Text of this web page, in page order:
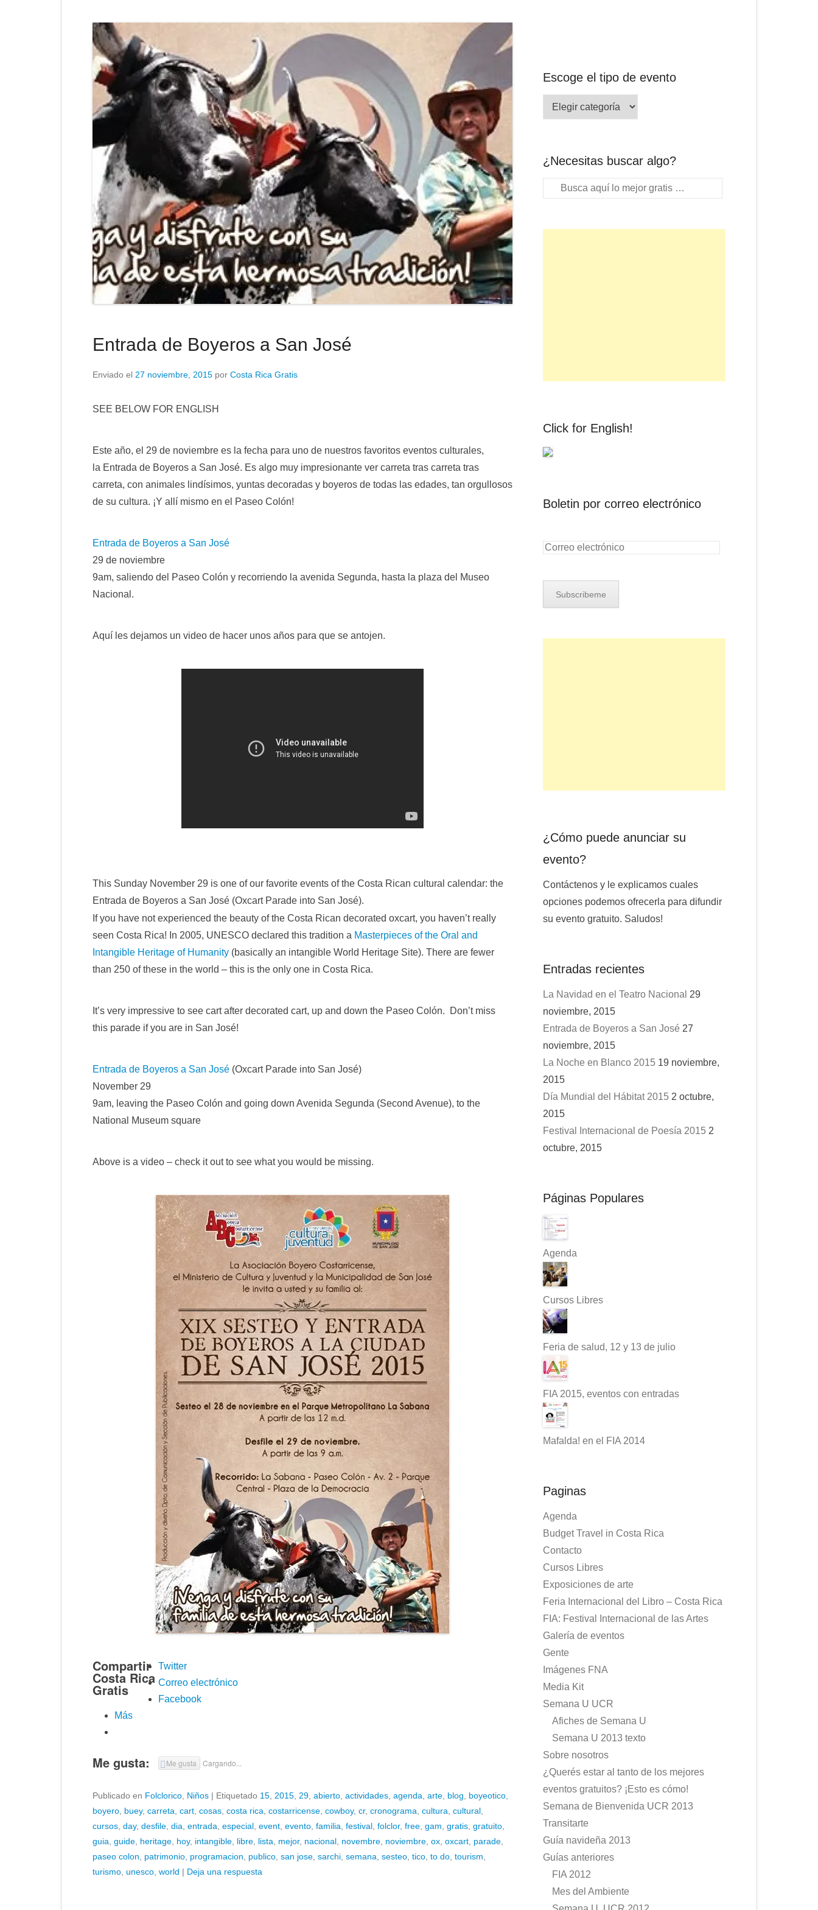
Entrada de Boyeros a San José
Enviado el 27 noviembre, 2015 por Costa Rica Gratis
SEE BELOW FOR ENGLISH
Este año, el 29 de noviembre es la fecha para uno de nuestros favoritos eventos culturales,
la Entrada de Boyeros a San José. Es algo muy impresionante ver carreta tras carreta tras
carreta, con animales lindísimos, yuntas decoradas y boyeros de todas las edades, tan orgullosos
de su cultura. ¡Y allí mismo en el Paseo Colón!
Entrada de Boyeros a San José
29 de noviembre
9am, saliendo del Paseo Colón y recorriendo la avenida Segunda, hasta la plaza del Museo
Nacional.
Aquí les dejamos un video de hacer unos años para que se antojen.
This Sunday November 29 is one of our favorite events of the Costa Rican cultural calendar: the
Entrada de Boyeros a San José (Oxcart Parade into San José).
If you have not experienced the beauty of the Costa Rican decorated oxcart, you haven’t really
seen Costa Rica! In 2005, UNESCO declared this tradition a Masterpieces of the Oral and
Intangible Heritage of Humanity (basically an intangible World Heritage Site). There are fewer
than 250 of these in the world – this is the only one in Costa Rica.
It’s very impressive to see cart after decorated cart, up and down the Paseo Colón. Don’t miss
this parade if you are in San José!
Entrada de Boyeros a San José (Oxcart Parade into San José)
November 29
9am, leaving the Paseo Colón and going down Avenida Segunda (Second Avenue), to the
National Museum square
Above is a video – check it out to see what you would be missing.
Compartir
Costa Rica
Gratis
Twitter
Correo electrónico
Facebook
Más
Me gusta: Me gusta Cargando...
Publicado en Folclorico Niños | Etiquetado 15 2015 29 abierto actividades agenda arte blog boyeotico
boyero buey, carreta cart cosas costa rica costarricense cowboy, cr, cronograma cultura cultural
cursos day, desfile dia entrada especial event evento familia festival folclor, free gam gratis gratuito
guia guide heritage hoy, intangible libre lista mejor, nacional novembre noviembre ox oxcart parade
paseo colon
patrimonio programacion publico san jose sarchi semana sesteo tico to do tourism
turismo unesco world | Deja una respuesta
Escoge el tipo de evento
¿Necesitas buscar algo?
Buscar
Click for English!
Boletin por correo electrónico
¿Cómo puede anunciar su
evento?
Contáctenos y le explicamos cuales
opciones podemos ofrecerla para difundir
su evento gratuito. Saludos!
Entradas recientes
La Navidad en el Teatro Nacional 29
noviembre, 2015
Entrada de Boyeros a San José 27
noviembre, 2015
La Noche en Blanco 2015 19 noviembre,
2015
Día Mundial del Hábitat 2015 2 octubre,
2015
Festival Internacional de Poesía 2015 2
octubre, 2015
Páginas Populares
Agenda
Cursos Libres
Feria de salud, 12 y 13 de julio
FIA 2015, eventos con entradas
Mafalda! en el FIA 2014
Paginas
Agenda
Budget Travel in Costa Rica
Contacto
Cursos Libres
Exposiciones de arte
Feria Internacional del Libro – Costa Rica
FIA: Festival Internacional de las Artes
Galería de eventos
Gente
Imágenes FNA
Media Kit
Semana U UCR
Afiches de Semana U
Semana U 2013 texto
Sobre nosotros
¿Querés estar al tanto de los mejores
eventos gratuitos? ¡Esto es cómo!
Semana de Bienvenida UCR 2013
Transitarte
Guía navideña 2013
Guías anteriores
FIA 2012
Mes del Ambiente